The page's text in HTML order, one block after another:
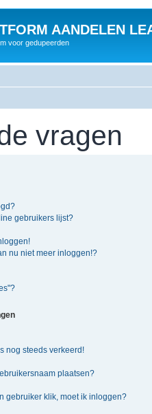
AANDELEN
voor gedupeerden
vragen
gebruikers lijst?
nu niet meer inloggen!?
nog steeds verkeerd!
plaatsen?
gebruiker klik, moet ik inloggen?